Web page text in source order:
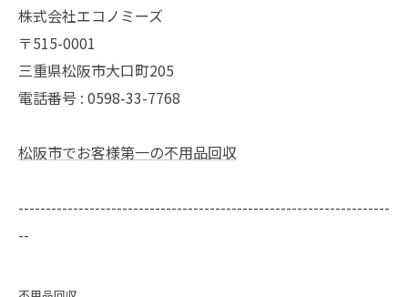
株式会社エコノミーズ
〒515-0001
三重県松阪市大口町205
電話番号 : 0598-33-7768
松阪市でお客様第一の不用品回収
--------------------------------------------------------------------
--